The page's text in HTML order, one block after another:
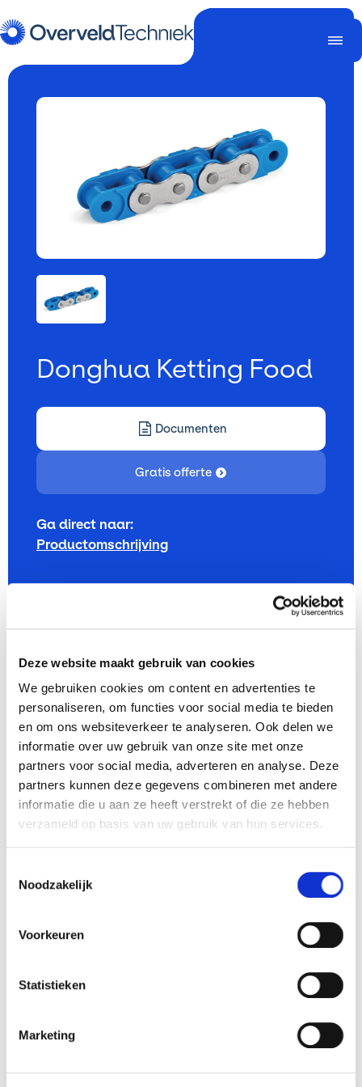
Deze website maakt gebruik van cookies
We gebruiken cookies om content en advertenties te
personaliseren, om functies voor social media te bieden
en om ons websiteverkeer te analyseren. Ook delen we
informatie over uw gebruik van onze site met onze
partners voor social media, adverteren en analyse. Deze
partners kunnen deze gegevens combineren met andere
informatie die u aan ze heeft verstrekt of die ze hebben
verzameld op basis van uw gebruik van hun services.
Noodzakelijk
Voorkeuren
Statistieken
Marketing
Donghua Ketting Food
Documenten
Gratis offerte
Ga direct naar:
Productomschrijving
Donghua brochure food safe
Productomschrijving
Ketting geselecteerd door de toonaangevende
industrie op het gebied van de agrarische sector,
industriële aandrijvingen, transportbanden en
hijsapparatuur.
Bel ons
vrijdag van 07:30 tot 17:00.